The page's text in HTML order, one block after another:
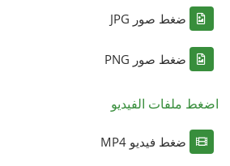
ضغط صور JPG
ضغط صور PNG
اضغط ملفات الفيديو
ضغط فيديو MP4